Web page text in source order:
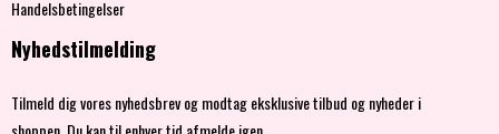
Handelsbetingelser
Nyhedstilmelding
Tilmeld dig vores nyhedsbrev og modtag eksklusive tilbud og nyheder i